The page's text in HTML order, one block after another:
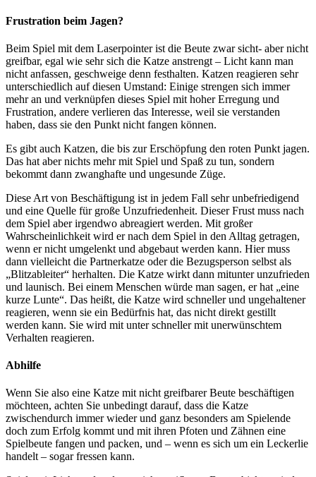
Frustration beim Jagen?
Beim Spiel mit dem Laserpointer ist die Beute zwar sicht- aber nicht
greifbar, egal wie sehr sich die Katze anstrengt – Licht kann man
nicht anfassen, geschweige denn festhalten. Katzen reagieren sehr
unterschiedlich auf diesen Umstand: Einige strengen sich immer
mehr an und verknüpfen dieses Spiel mit hoher Erregung und
Frustration, andere verlieren das Interesse, weil sie verstanden
haben, dass sie den Punkt nicht fangen können.
Es gibt auch Katzen, die bis zur Erschöpfung den roten Punkt jagen.
Das hat aber nichts mehr mit Spiel und Spaß zu tun, sondern
bekommt dann zwanghafte und ungesunde Züge.
Diese Art von Beschäftigung ist in jedem Fall sehr unbefriedigend
und eine Quelle für große Unzufriedenheit. Dieser Frust muss nach
dem Spiel aber irgendwo abreagiert werden. Mit großer
Wahrscheinlichkeit wird er nach dem Spiel in den Alltag getragen,
wenn er nicht umgelenkt und abgebaut werden kann. Hier muss
dann vielleicht die Partnerkatze oder die Bezugsperson selbst als
„Blitzableiter“ herhalten. Die Katze wirkt dann mitunter unzufrieden
und launisch. Bei einem Menschen würde man sagen, er hat „eine
kurze Lunte“. Das heißt, die Katze wird schneller und ungehaltener
reagieren, wenn sie ein Bedürfnis hat, das nicht direkt gestillt
werden kann. Sie wird mit unter schneller mit unerwünschtem
Verhalten reagieren.
Abhilfe
Wenn Sie also eine Katze mit nicht greifbarer Beute beschäftigen
möchteen, achten Sie unbedingt darauf, dass die Katze
zwischendurch immer wieder und ganz besonders am Spielende
doch zum Erfolg kommt und mit ihren Pfoten und Zähnen eine
Spielbeute fangen und packen, und – wenn es sich um ein Leckerlie
handelt – sogar fressen kann.